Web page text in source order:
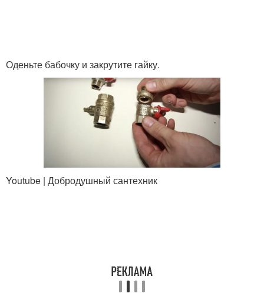
Оденьте бабочку и закрутите гайку.
Youtube | Добродушный сантехник